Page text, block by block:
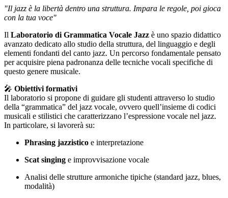
"Il jazz è la libertà dentro una struttura. Impara le regole, poi gioca
con la tua voce"
Il Laboratorio di Grammatica Vocale Jazz è uno spazio didattico
avanzato dedicato allo studio della struttura, del linguaggio e degli
elementi fondanti del canto jazz. Un percorso fondamentale pensato
per acquisire piena padronanza delle tecniche vocali specifiche di
questo genere musicale.
🎤 Obiettivi formativi
Il laboratorio si propone di guidare gli studenti attraverso lo studio
della “grammatica” del jazz vocale, ovvero quell’insieme di codici
musicali e stilistici che caratterizzano l’espressione vocale nel jazz.
In particolare, si lavorerà su:
Phrasing jazzistico e interpretazione
Scat singing e improvvisazione vocale
Analisi delle strutture armoniche tipiche (standard jazz, blues,
modalità)